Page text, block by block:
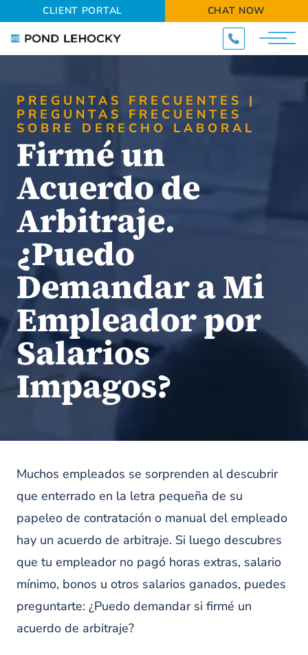
CLIENT PORTAL CHAT NOW
PREGUNTAS FRECUENTES
PREGUNTAS FRECUENTES
SOBRE DERECHO LABORAL
Firmé un
Acuerdo de
Arbitraje.
¿Puedo
Demandar a Mi
Empleador por
Salarios
Impagos?
Muchos empleados se sorprenden al descubrir
que enterrado en la letra pequeña de su
papeleo de contratación o manual del empleado
hay un acuerdo de arbitraje. Si luego descubres
que tu empleador no pagó horas extras, salario
mínimo, bonos u otros salarios ganados, puedes
preguntarte: ¿Puedo demandar si firmé un
acuerdo de arbitraje?